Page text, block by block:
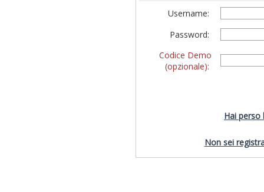
Username:
Password:
Codice Demo
(opzionale):
Hai perso
Non sei